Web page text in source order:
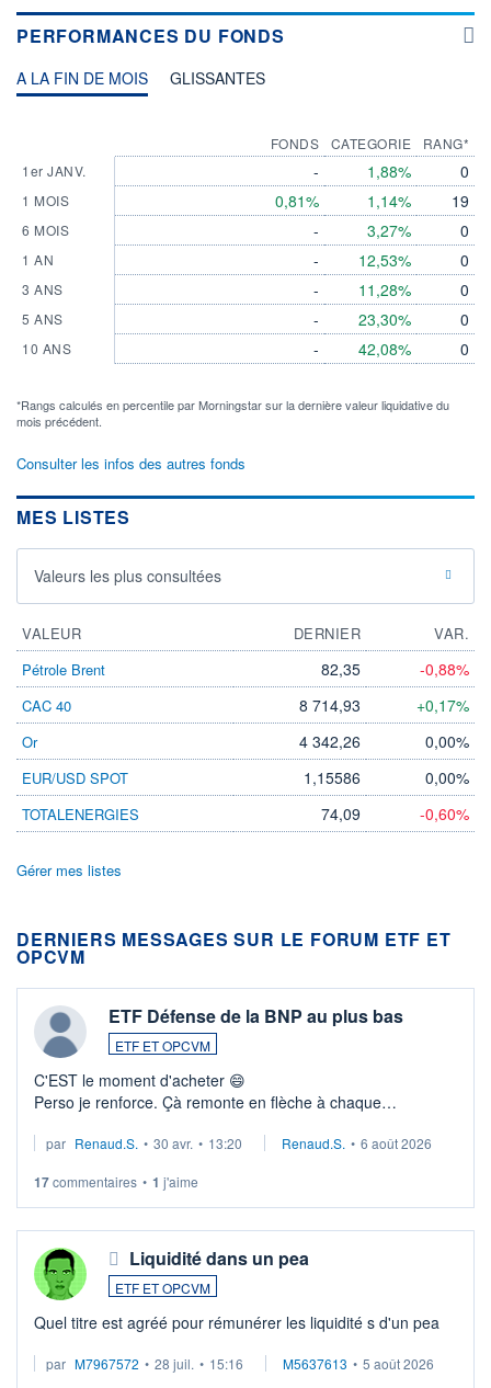
PERFORMANCES DU FONDS
A LA FIN DE MOIS GLISSANTES
1er JANV.
1 MOIS
6 MOIS
1 AN
3 ANS
5 ANS
10 ANS
FONDS
-
0,81%
-
-
-
-
-
CATEGORIE
1,88%
1,14%
3,27%
12,53%
11,28%
23,30%
42,08%
RANG*
0
19
0
0
0
0
0
*Rangs calculés en percentile par Morningstar sur la dernière valeur liquidative du
mois précédent.
Consulter les infos des autres fonds
MES LISTES
Valeurs les plus consultées
VALEUR DERNIER
VAR.
Pétrole Brent
82,35 -0,88%
CAC 40 8 714,93 +0,17%
Or 4 342,26 0,00%
EUR/USD SPOT 1,15586 0,00%
TOTALENERGIES 74,09 -0,60%
Gérer mes listes
DERNIERS MESSAGES SUR LE FORUM ETF ET
OPCVM
ETF Défense de la BNP au plus bas
ETF ET OPCVM
C'EST le moment d'acheter 😄​
Perso je renforce. Çà remonte en flèche à chaque
Investissement long terme tip top pour sa retraite.
par Renaud.S. • 30 avr. • 13:20 Renaud.S. • 6 août 2026
17commentaires • 1 j'aime
Liquidité dans un pea
ETF ET OPCVM
Quel titre est agréé pour rémunérer les liquidité s d'un pea
par M7967572 • 28 juil. • 15:16 M5637613 • 5 août 2026